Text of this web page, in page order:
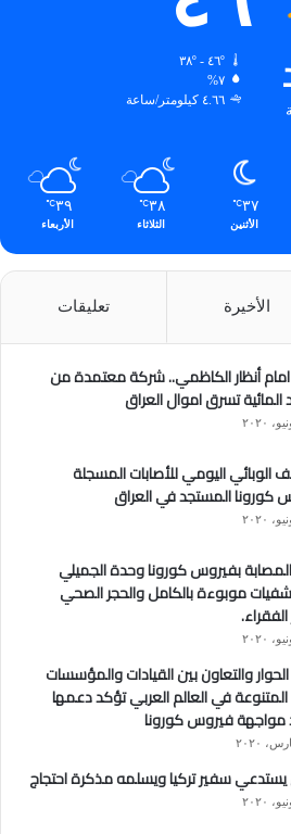
٤٦º - ٣٨º
٧%
٤.٦٦ كيلومتر/ساعة
٣٧℃
الأثنين
٣٨℃
الثلاثاء
٣٩℃
الأربعاء
الأخيرة تعليقات
أنظار الكاظمي.. شركة معتمدة من
المائية تسرق اموال العراق
الوبائي اليومي للأصابات المسجلة
كورونا المستجد في العراق
المصابة بفيروس كورونا وحدة الجميلي
موبوءة بالكامل والحجر الصحي
والتعاون بين القيادات والمؤسسات
المتنوعة في العالم العربي تؤكد دعمها
مواجهة فيروس كورونا
يستدعي سفير تركيا ويسلمه مذكرة احتجاج